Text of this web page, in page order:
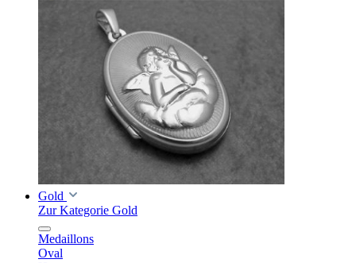
Gold
Zur Kategorie Gold
Medaillons
Oval